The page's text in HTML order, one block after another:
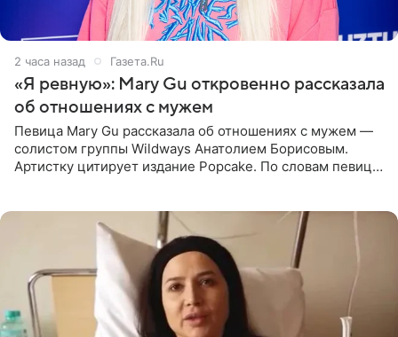
2 часа назад Газета.Ru
«Я ревную»: Mary Gu откровенно рассказала
об отношениях с мужем
Певица Mary Gu рассказала об отношениях с мужем —
солистом группы Wildways Анатолием Борисовым.
Артистку цитирует издание Popcake. По словам певицы,